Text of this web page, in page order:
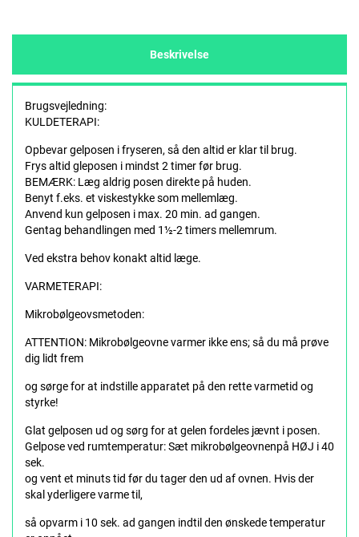
Beskrivelse
Brugsvejledning:
KULDETERAPI:
Opbevar gelposen i fryseren, så den altid er klar til brug.
Frys altid gleposen i mindst 2 timer før brug.
BEMÆRK: Læg aldrig posen direkte på huden.
Benyt f.eks. et viskestykke som mellemlæg.
Anvend kun gelposen i max. 20 min. ad gangen.
Gentag behandlingen med 1½-2 timers mellemrum.
Ved ekstra behov konakt altid læge.
VARMETERAPI:
Mikrobølgeovsmetoden:
ATTENTION: Mikrobølgeovne varmer ikke ens; så du må prøve
dig lidt frem
og sørge for at indstille apparatet på den rette varmetid og
styrke!
Glat gelposen ud og sørg for at gelen fordeles jævnt i posen.
Gelpose ved rumtemperatur: Sæt mikrobølgeovnenpå HØJ i 40
sek.
og vent et minuts tid før du tager den ud af ovnen. Hvis der
skal yderligere varme til,
så opvarm i 10 sek. ad gangen indtil den ønskede temperatur